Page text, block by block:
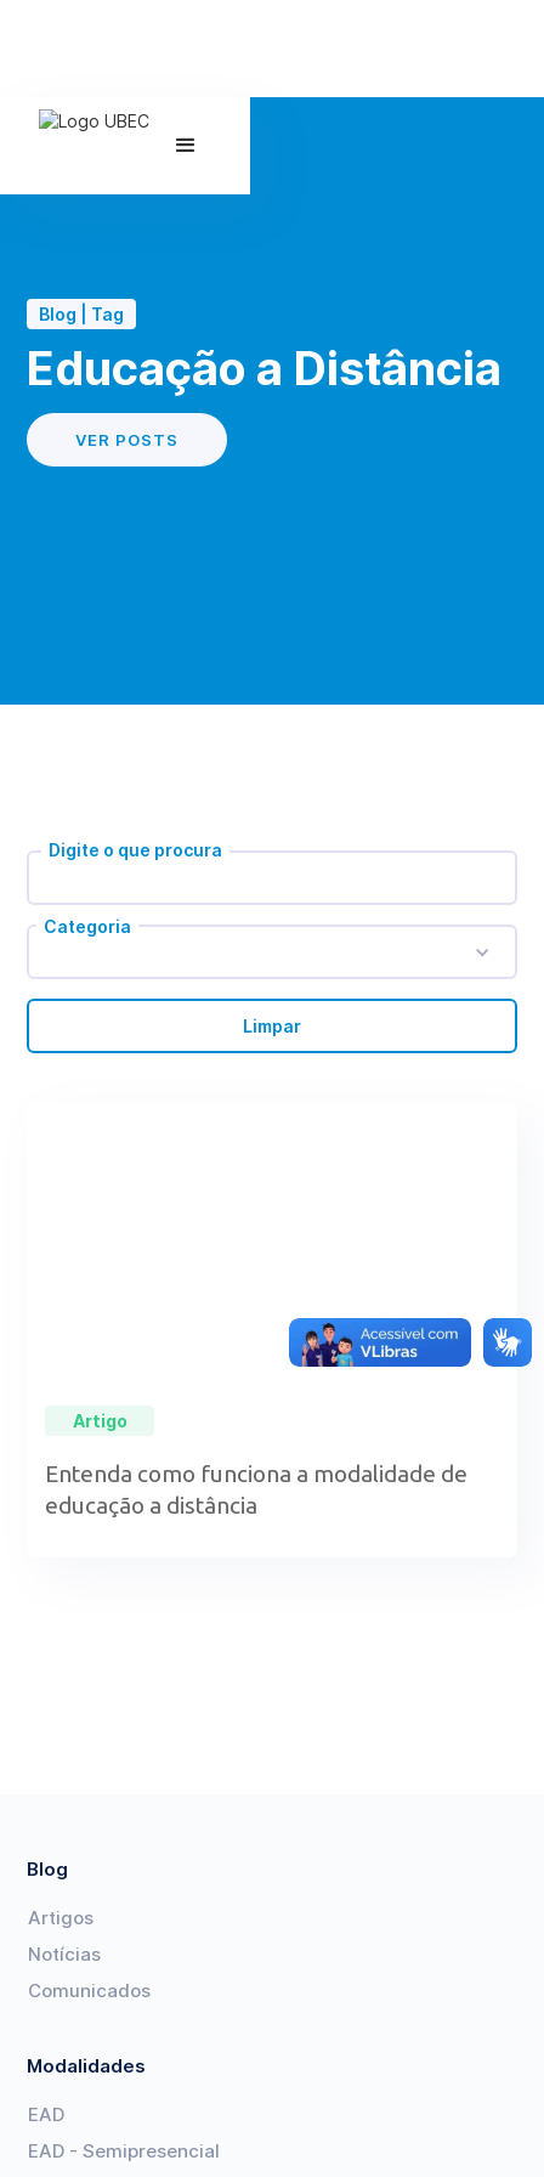
Blog | Tag
Educação a Distância
VER POSTS
Digite o que procura
Categoria
Limpar
Artigo
Entenda como funciona a modalidade de
educação a distância
Blog
Artigos
Notícias
Comunicados
Modalidades
EAD
EAD - Semipresencial